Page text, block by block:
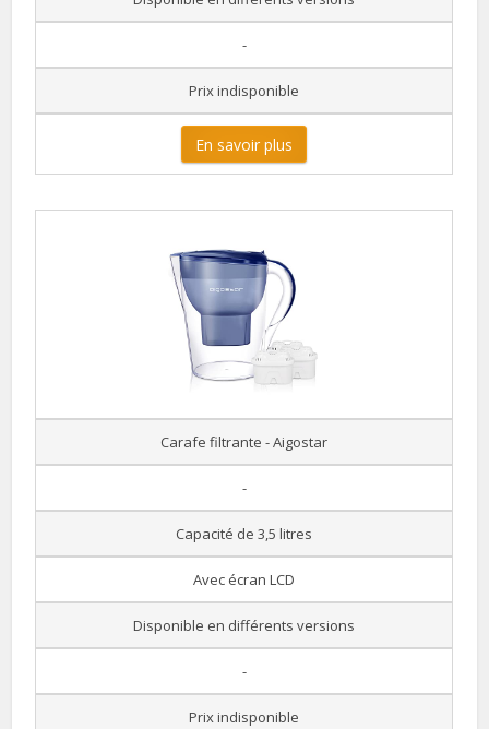
-
Prix indisponible
En savoir plus
Carafe filtrante - Aigostar
-
Capacité de 3,5 litres
Avec écran LCD
Disponible en différents versions
-
Prix indisponible